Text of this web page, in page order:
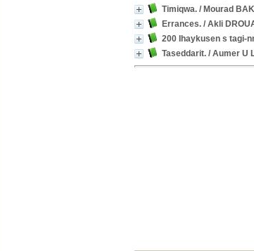
Timiqwa./ Mourad
Errances./ Akli
200 Ihaykusen s tagi-
Taseddarit./ Aumer U